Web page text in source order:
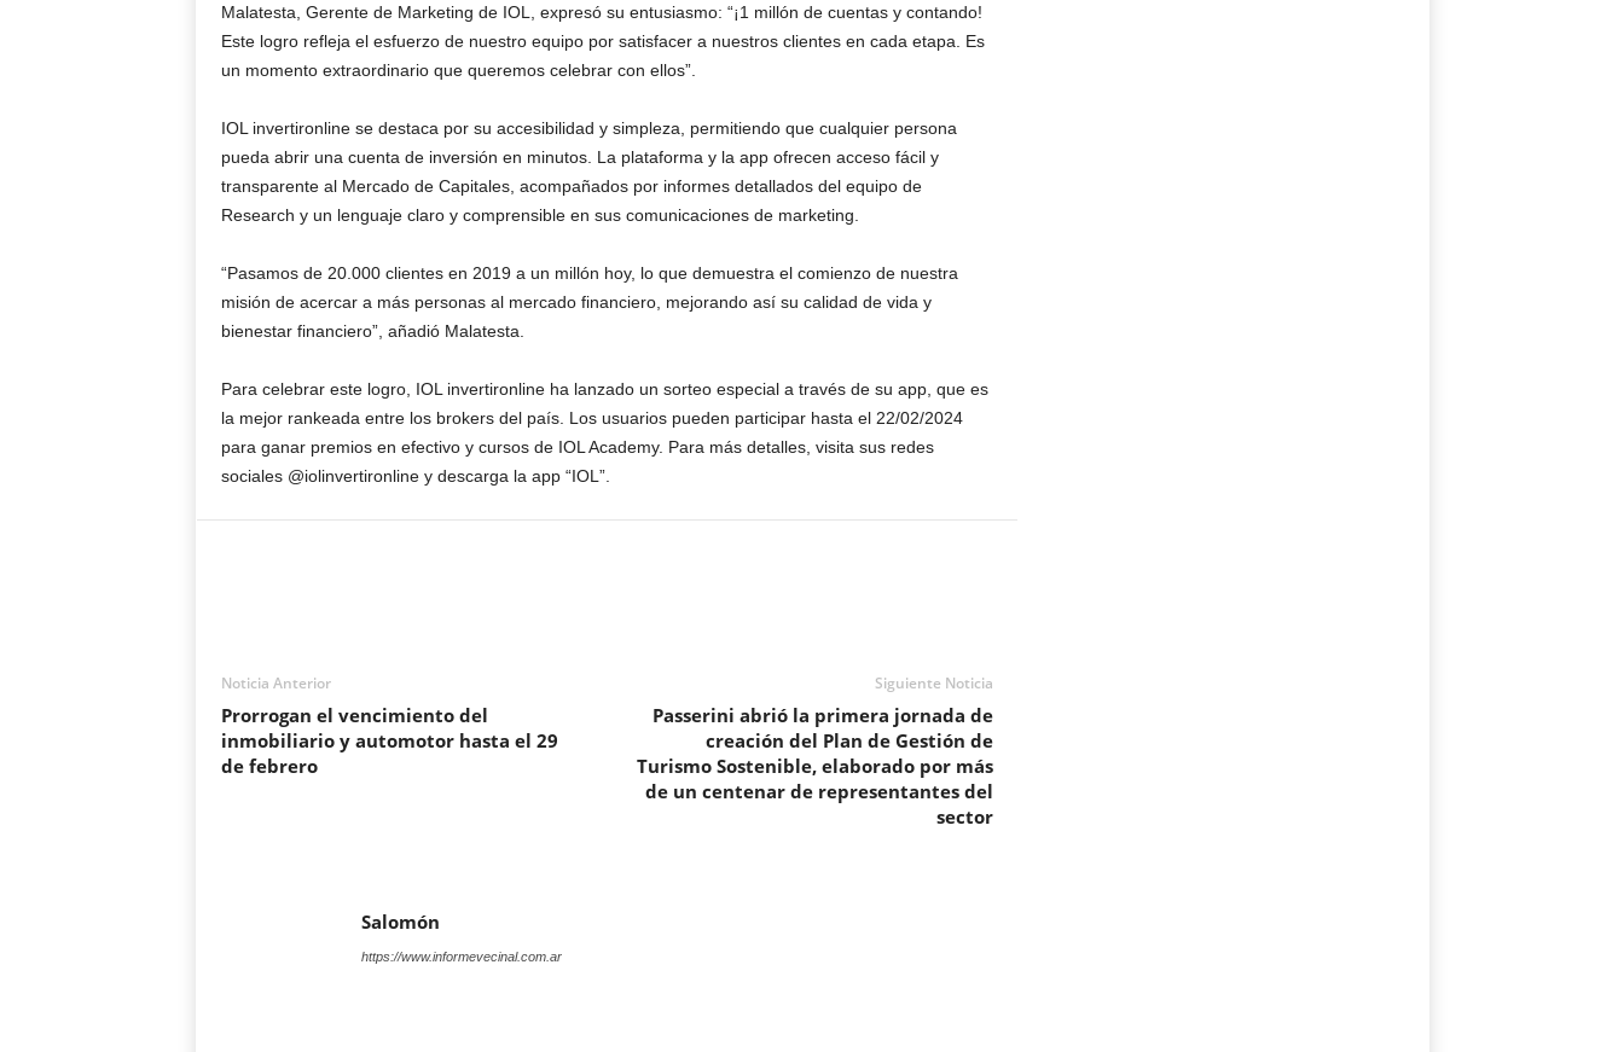
Malatesta, Gerente de Marketing de IOL, expresó su entusiasmo: “¡1 millón de cuentas y contando!
Este logro refleja el esfuerzo de nuestro equipo por satisfacer a nuestros clientes en cada etapa. Es
un momento extraordinario que queremos celebrar con ellos”.
IOL invertironline se destaca por su accesibilidad y simpleza, permitiendo que cualquier persona
pueda abrir una cuenta de inversión en minutos. La plataforma y la app ofrecen acceso fácil y
transparente al Mercado de Capitales, acompañados por informes detallados del equipo de
Research y un lenguaje claro y comprensible en sus comunicaciones de marketing.
“Pasamos de 20.000 clientes en 2019 a un millón hoy, lo que demuestra el comienzo de nuestra
misión de acercar a más personas al mercado financiero, mejorando así su calidad de vida y
bienestar financiero”, añadió Malatesta.
Para celebrar este logro, IOL invertironline ha lanzado un sorteo especial a través de su app, que es
la mejor rankeada entre los brokers del país. Los usuarios pueden participar hasta el 22/02/2024
para ganar premios en efectivo y cursos de IOL Academy. Para más detalles, visita sus redes
sociales @iolinvertironline y descarga la app “IOL”.
Noticia Anterior
Prorrogan el vencimiento del
inmobiliario y automotor hasta el 29
de febrero
Siguiente Noticia
Passerini abrió la primera jornada de
creación del Plan de Gestión de
Turismo Sostenible, elaborado por más
de un centenar de representantes del
sector
Salomón
https://www.informevecinal.com.ar